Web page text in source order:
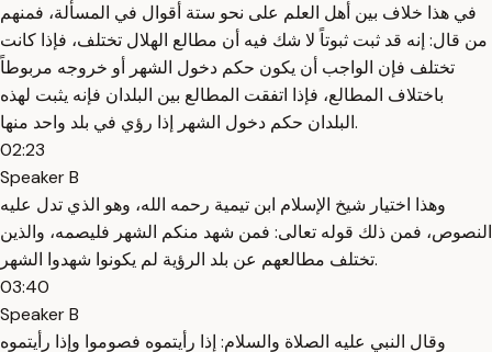
في هذا خلاف بين أهل العلم على نحو ستة أقوال في المسألة، فمنهم
من قال: إنه قد ثبت ثبوتاً لا شك فيه أن مطالع الهلال تختلف، فإذا كانت
تختلف فإن الواجب أن يكون حكم دخول الشهر أو خروجه مربوطاً
باختلاف المطالع، فإذا اتفقت المطالع بين البلدان فإنه يثبت لهذه
البلدان حكم دخول الشهر إذا رؤي في بلد واحد منها.
02:23
Speaker B
وهذا اختيار شيخ الإسلام ابن تيمية رحمه الله، وهو الذي تدل عليه
النصوص، فمن ذلك قوله تعالى: فمن شهد منكم الشهر فليصمه، والذين
تختلف مطالعهم عن بلد الرؤية لم يكونوا شهدوا الشهر.
03:40
Speaker B
وقال النبي عليه الصلاة والسلام: إذا رأيتموه فصوموا وإذا رأيتموه